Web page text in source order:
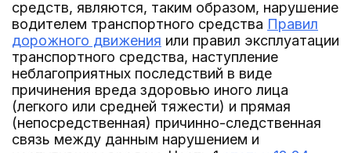
средств, являются, таким образом, нарушение
водителем транспортного средства Правил
дорожного движения или правил эксплуатации
транспортного средства, наступление
неблагоприятных последствий в виде
причинения вреда здоровью иного лица
(легкого или средней тяжести) и прямая
(непосредственная) причинно-следственная
связь между данным нарушением и